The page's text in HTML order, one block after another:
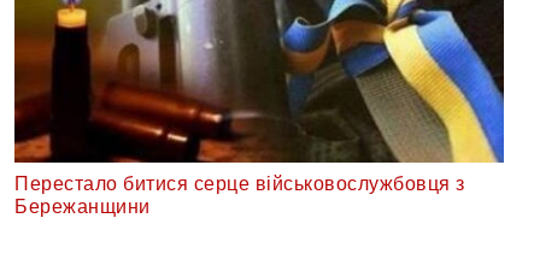
Перестало битися серце військовослужбовця з
Бережанщини